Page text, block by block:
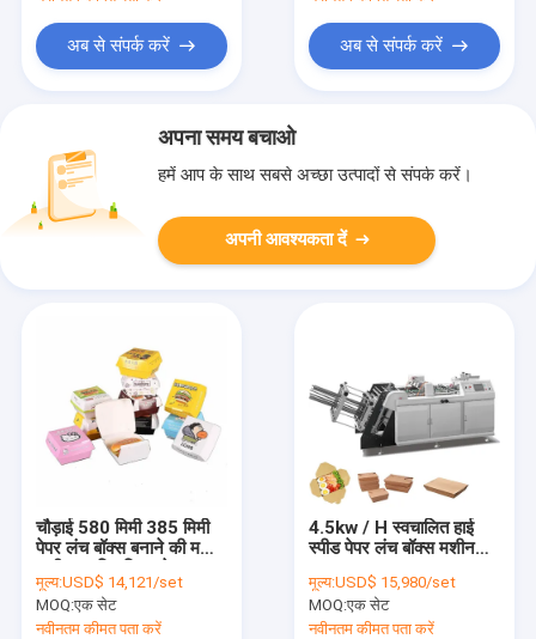
अब से संपर्क करें अब से संपर्क करें
अपना समय बचाओ
हमें आप के साथ सबसे अच्छा उत्पादों से संपर्क करें।
अपनी आवश्यकता दें
चौड़ाई 580 मिमी 385 मिमी
पेपर लंच बॉक्स बनाने की मशीन
मूल्य:USD$ 14,121/set
MOQ:एक सेट
नवीनतम कीमत पता करें
4.5kw / H स्वचालित हाई
स्पीड पेपर लंच बॉक्स मशीन
मूल्य:USD$ 15,980/set
MOQ:एक सेट
नवीनतम कीमत पता करें